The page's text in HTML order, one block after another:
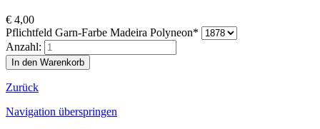
€ 4,00
Pflichtfeld Garn-Farbe Madeira Polyneon*
Anzahl:
Zurück
Navigation überspringen